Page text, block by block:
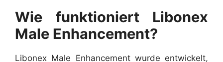
Wie funktioniert Libonex
Male Enhancement?
Libonex Male Enhancement wurde entwickelt,